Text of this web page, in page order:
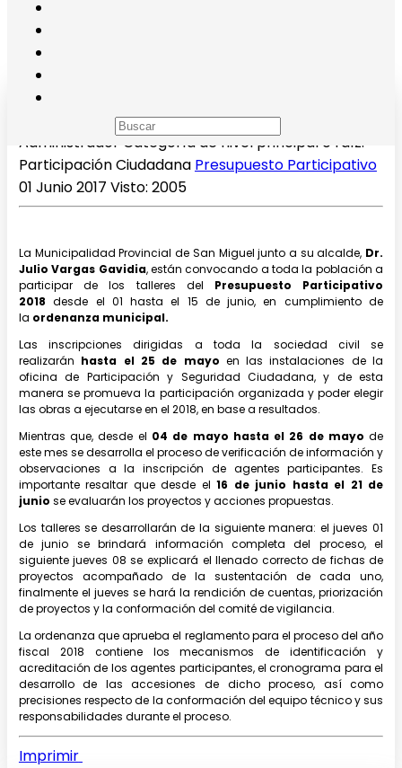
Presupuesto Participativo 2018
AdministradorCategoría de nivel principal o raíz:
Participación Ciudadana Presupuesto Participativo
01 Junio 2017 Visto: 2005
La Municipalidad Provincial de San Miguel junto a su alcalde, Dr.
Julio Vargas Gavidia, están convocando a toda la población a
participar de los talleres del Presupuesto Participativo
2018 desde el 01 hasta el 15 de junio, en cumplimiento de
la ordenanza municipal.
Las inscripciones dirigidas a toda la sociedad civil se
realizarán hasta el 25 de mayo en las instalaciones de la
oficina de Participación y Seguridad Ciudadana, y de esta
manera se promueva la participación organizada y poder elegir
las obras a ejecutarse en el 2018, en base a resultados.
Mientras que, desde el 04 de mayo hasta el 26 de mayo de
este mes se desarrolla el proceso de verificación de información y
observaciones a la inscripción de agentes participantes. Es
importante resaltar que desde el16 de junio hasta el 21 de
junio se evaluarán los proyectos y acciones propuestas.
Los talleres se desarrollarán de la siguiente manera: el jueves 01
de junio se brindará información completa del proceso, el
siguiente jueves 08 se explicará el llenado correcto de fichas de
proyectos acompañado de la sustentación de cada uno,
finalmente el jueves se hará la rendición de cuentas, priorización
de proyectos y la conformación del comité de vigilancia.
La ordenanza que aprueba el reglamento para el proceso del año
fiscal 2018 contiene los mecanismos de identificación y
acreditación de los agentes participantes, el cronograma para el
desarrollo de las accesiones de dicho proceso, así como
precisiones respecto de la conformación del equipo técnico y sus
responsabilidades durante el proceso.
Imprimir